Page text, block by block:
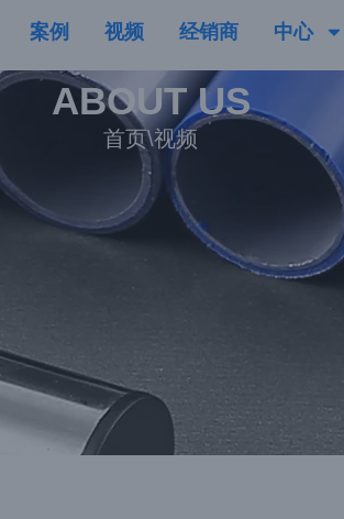
案例 视频 经销商 中心
ABOUT US
首页\视频